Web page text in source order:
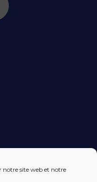
notre site web et notre